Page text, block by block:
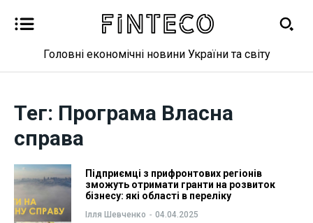
Бізнес
Валютний ринок
Бізнес
Валютний ринок
Головні економічні новини України та світу
Тег: Програма Власна
справа
Підприємці з прифронтових регіонів
зможуть отримати гранти на розвиток
бізнесу: які області в переліку
Ілля Шевченко - 04.04.2025